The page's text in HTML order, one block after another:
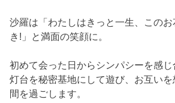
沙羅は「わたしはきっと一生、この
き!」と満面の笑顔に。
初めて会った日からシンパシーを感
灯台を秘密基地にして遊び、お互い
間を過ごします。